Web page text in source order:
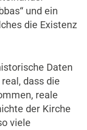
und ein
die Existenz
Daten
dass die
reale
der Kirche
viele